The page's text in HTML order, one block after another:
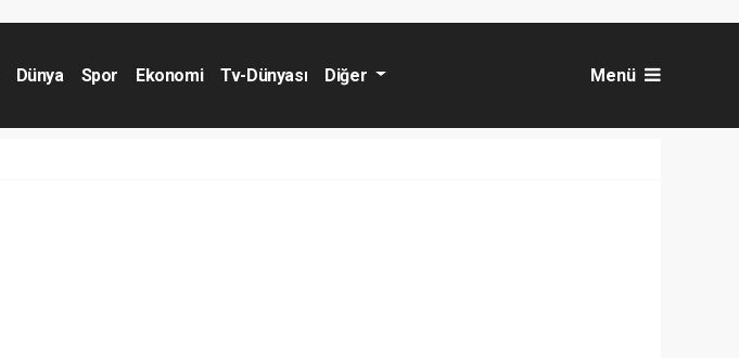
Dünya Spor Ekonomi Tv-Dünyası Diğer Menü